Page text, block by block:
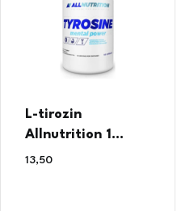
L-tirozin
Allnutrition 1...
13,50